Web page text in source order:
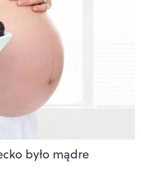
było mądre